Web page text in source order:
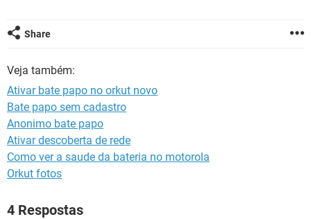
GUIA DE COMPRAS
INSTAGRAM
GUIA DE COMPRAS
Share
Veja também:
Ativar bate papo no orkut novo
Bate papo sem cadastro
Anonimo bate papo
Ativar descoberta de rede
Como ver a saude da bateria no motorola
Orkut fotos
4 Respostas